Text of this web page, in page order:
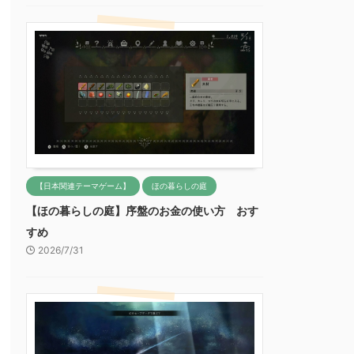
【日本関連テーマゲーム】 ほの暮らしの庭
【ほの暮らしの庭】序盤のお金の使い方 おす
すめ
2026/7/31